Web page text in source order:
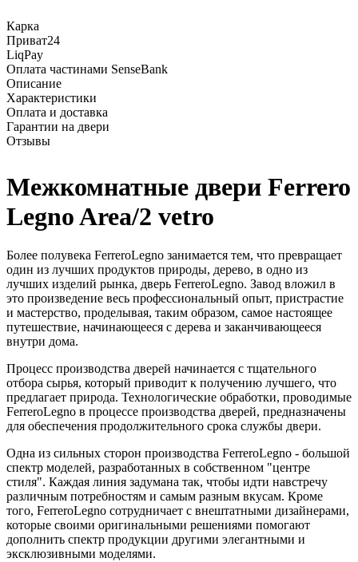
Карка
Приват24
LiqPay
Оплата частинами SenseBank
Описание
Характеристики
Оплата и доставка
Гарантии на двери
Отзывы
Межкомнатные двери Ferrero
Legno Area/2 vetro
Более полувека FerreroLegno занимается тем, что превращает
один из лучших продуктов природы, дерево, в одно из
лучших изделий рынка, дверь FerreroLegno. Завод вложил в
это произведение весь профессиональный опыт, пристрастие
и мастерство, проделывая, таким образом, самое настоящее
путешествие, начинающееся с дерева и заканчивающееся
внутри дома.
Процесс производства дверей начинается с тщательного
отбора сырья, который приводит к получению лучшего, что
предлагает природа. Технологические обработки, проводимые
FerreroLegno в процессе производства дверей, предназначены
для обеспечения продолжительного срока службы двери.
Одна из сильных сторон производства FerreroLegno - большой
спектр моделей, разработанных в собственном "центре
стиля". Каждая линия задумана так, чтобы идти навстречу
различным потребностям и самым разным вкусам. Кроме
того, FerreroLegno сотрудничает с внештатными дизайнерами,
которые своими оригинальными решениями помогают
дополнить спектр продукции другими элегантными и
эксклюзивными моделями.